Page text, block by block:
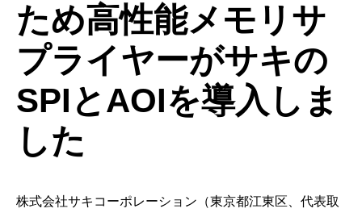
ため高性能メモリサ
プライヤーがサキの
SPIとAOIを導入しま
した
株式会社サキコーポレーション（東京都江東区、代表取